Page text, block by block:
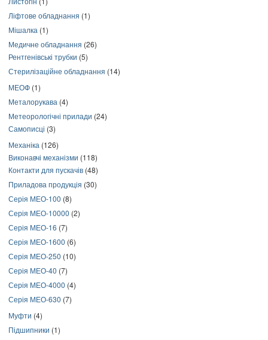
Ліфтове обладнання (1)
Мішалка (1)
Медичне обладнання (26)
Рентгенівські трубки (5)
Стерилізаційне обладнання (14)
МЕОФ (1)
Металорукава (4)
Метеорологічні прилади (24)
Самописці (3)
Механіка (126)
Виконавчі механізми (118)
Контакти для пускачів (48)
Приладова продукція (30)
Серія МЕО-100 (8)
Серія МЕО-10000 (2)
Серія МЕО-16 (7)
Серія МЕО-1600 (6)
Серія МЕО-250 (10)
Серія МЕО-40 (7)
Серія МЕО-4000 (4)
Серія МЕО-630 (7)
Муфти (4)
Підшипники (1)